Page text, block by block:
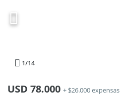
1/14
USD 78.000 + $26.000 expensas